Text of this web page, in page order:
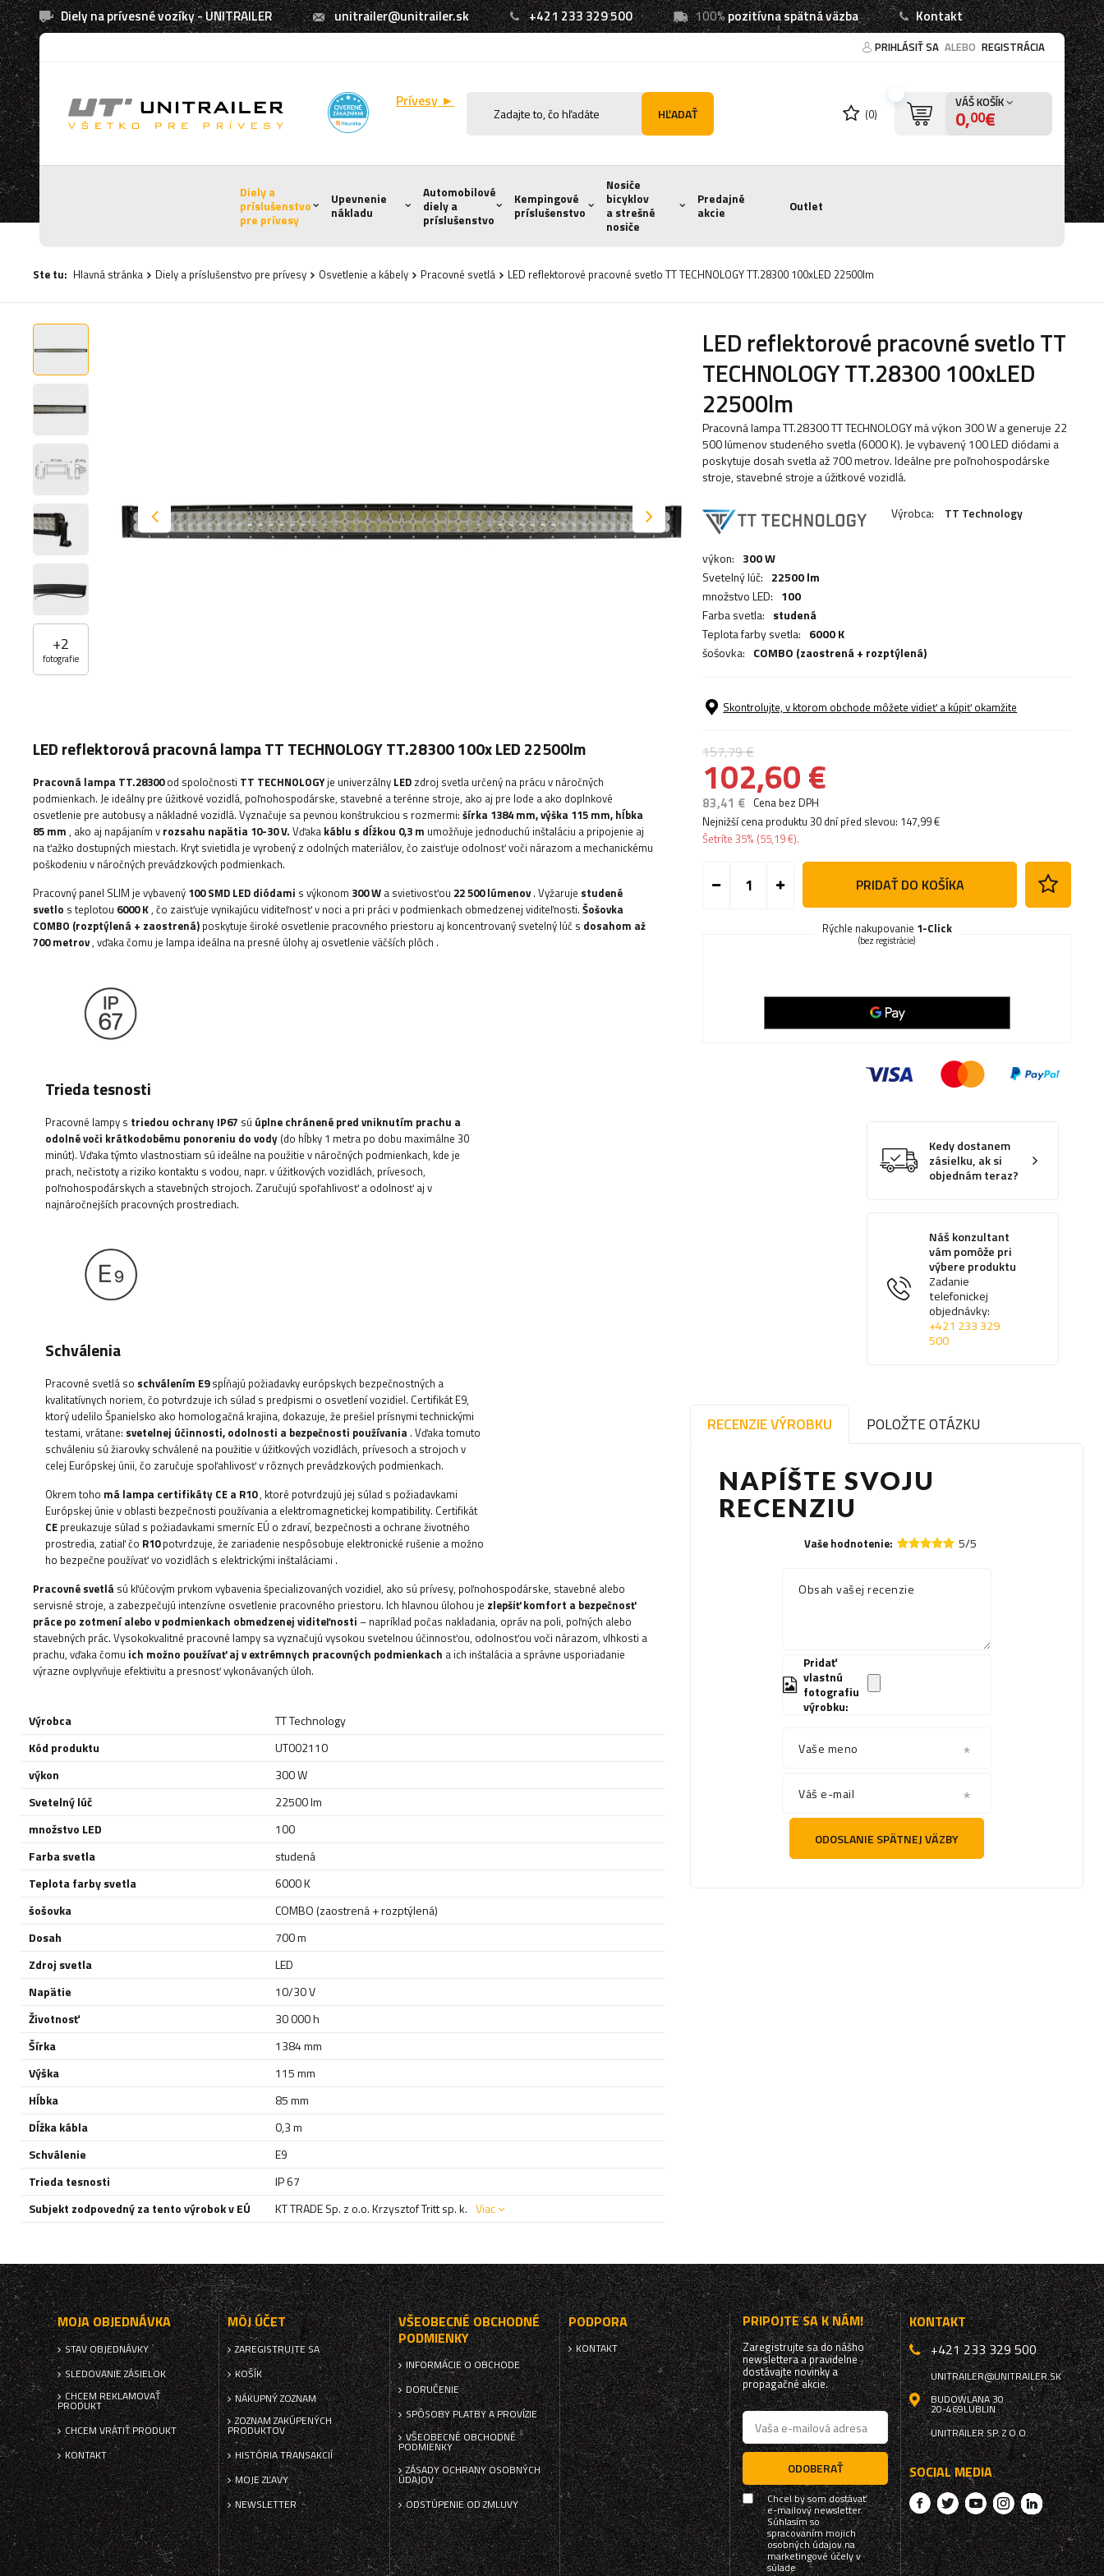
Diely na prívesné vozíky - UNITRAILER unitrailer@unitrailer.sk +421 233 329 500 100%pozitívna spätná väzba Kontakt
PRIHLÁSIŤ SA ALEBO REGISTRÁCIA
Prívesy ►
HĽADAŤ (0)
VÁŠ KOŠÍK
0,00€
Diely a
príslušenstvo
pre prívesy
Upevnenie
nákladu
Automobilové
diely a
príslušenstvo
Kempingové
príslušenstvo
Nosiče
bicyklov
a strešné
nosiče
Predajné
akcie
Outlet
Ste tu: Hlavná stránka Diely a príslušenstvo pre prívesy Osvetlenie a kábely Pracovné svetlá LED reflektorové pracovné svetlo TT TECHNOLOGY TT.28300 100xLED 22500lm
+2
fotografie
LED reflektorové pracovné svetlo TT
TECHNOLOGY TT.28300 100xLED
22500lm
Pracovná lampa TT.28300 TT TECHNOLOGY má výkon 300 W a generuje 22
500 lúmenov studeného svetla (6000 K). Je vybavený 100 LED diódami a
poskytuje dosah svetla až 700 metrov. Ideálne pre poľnohospodárske
stroje, stavebné stroje a úžitkové vozidlá.
Výrobca: TT Technology
výkon: 300 W
Svetelný lúč: 22500 lm
množstvo LED: 100
Farba svetla: studená
Teplota farby svetla: 6000 K
šošovka: COMBO (zaostrená + rozptýlená)
Skontrolujte, v ktorom obchode môžete vidieť a kúpiť okamžite
157,79 €
102,60 €
83,41 € Cena bez DPH
Nejnižší cena produktu 30 dní před slevou: 147,99 €
Šetríte35% (55,19 €).
PRIDAŤ DO KOŠÍKA
Rýchle nakupovanie 1-Click
(bez registrácie)
Kedy dostanem
zásielku, ak si
objednám teraz?
Náš konzultant
vám pomôže pri
výbere produktu
Zadanie
telefonickej
objednávky:
+421 233 329
500
RECENZIE VÝROBKU POLOŽTE OTÁZKU
NAPÍŠTE SVOJU
RECENZIU
Vaše hodnotenie: 5/5
Obsah vašej recenzie
Pridať
vlastnú
fotografiu
výrobku:
Vaše meno
Váš e-mail
ODOSLANIE SPÄTNEJ VÄZBY
LED reflektorová pracovná lampa TT TECHNOLOGY TT.28300 100x LED 22500lm
Pracovná lampa TT.28300od spoločnosti TT TECHNOLOGYje univerzálny LED zdroj svetla určený na prácu v náročných
podmienkach. Je ideálny pre úžitkové vozidlá, poľnohospodárske, stavebné a terénne stroje, ako aj pre lode a ako doplnkové
osvetlenie pre autobusy a nákladné vozidlá. Vyznačuje sa pevnou konštrukciou s rozmermi: šírka 1384 mm, výška 115 mm, hĺbka
85 mm , ako aj napájaním v rozsahu napätia 10-30 V. Vďaka káblu s dĺžkou 0,3 m umožňuje jednoduchú inštaláciu a pripojenie aj
na ťažko dostupných miestach. Kryt svietidla je vyrobený z odolných materiálov, čo zaisťuje odolnosť voči nárazom a mechanickému
poškodeniu v náročných prevádzkových podmienkach.
Pracovný panel SLIM je vybavený 100 SMD LED diódami s výkonom 300 W a svietivosťou 22 500 lúmenov. Vyžaruje studené
svetlo s teplotou 6000 K, čo zaisťuje vynikajúcu viditeľnosť v noci a pri práci v podmienkach obmedzenej viditeľnosti. Šošovka
COMBO (rozptýlená + zaostrená) poskytuje široké osvetlenie pracovného priestoru aj koncentrovaný svetelný lúč s dosahom až
700 metrov, vďaka čomu je lampa ideálna na presné úlohy aj osvetlenie väčších plôch .
Trieda tesnosti
Pracovné lampy s triedou ochrany IP67 sú úplne chránené pred vniknutím prachu a
odolné voči krátkodobému ponoreniu do vody (do hĺbky 1 metra po dobu maximálne 30
minút). Vďaka týmto vlastnostiam sú ideálne na použitie v náročných podmienkach, kde je
prach, nečistoty a riziko kontaktu s vodou, napr. v úžitkových vozidlách, prívesoch,
poľnohospodárskych a stavebných strojoch. Zaručujú spoľahlivosť a odolnosť aj v
najnáročnejších pracovných prostrediach.
Schválenia
Pracovné svetlá so schválením E9spĺňajú požiadavky európskych bezpečnostných a
kvalitatívnych noriem, čo potvrdzuje ich súlad s predpismi o osvetlení vozidiel. Certifikát E9,
ktorý udelilo Španielsko ako homologačná krajina, dokazuje, že prešiel prísnymi technickými
testami, vrátane: svetelnej účinnosti, odolnosti a bezpečnosti používania . Vďaka tomuto
schváleniu sú žiarovky schválené na použitie v úžitkových vozidlách, prívesoch a strojoch v
celej Európskej únii, čo zaručuje spoľahlivosť v rôznych prevádzkových podmienkach.
Okrem toho má lampa certifikáty CE a R10, ktoré potvrdzujú jej súlad s požiadavkami
Európskej únie v oblasti bezpečnosti používania a elektromagnetickej kompatibility. Certifikát
CE preukazuje súlad s požiadavkami smerníc EÚ o zdraví, bezpečnosti a ochrane životného
prostredia, zatiaľ čo R10potvrdzuje, že zariadenie nespôsobuje elektronické rušenie a možno
ho bezpečne používať vo vozidlách s elektrickými inštaláciami .
Pracovné svetlá sú kľúčovým prvkom vybavenia špecializovaných vozidiel, ako sú prívesy, poľnohospodárske, stavebné alebo
servisné stroje, a zabezpečujú intenzívne osvetlenie pracovného priestoru. Ich hlavnou úlohou je zlepšiť komfort a bezpečnosť
práce po zotmení alebo v podmienkach obmedzenej viditeľnosti – napríklad počas nakladania, opráv na poli, poľných alebo
stavebných prác. Vysokokvalitné pracovné lampy sa vyznačujú vysokou svetelnou účinnosťou, odolnosťou voči nárazom, vlhkosti a
prachu, vďaka čomu ich možno používať aj v extrémnych pracovných podmienkach a ich inštalácia a správne usporiadanie
výrazne ovplyvňuje efektivitu a presnosť vykonávaných úloh.
Výrobca
TT Technology
Kód produktu
UT002110
výkon
300 W
Svetelný lúč
22500 lm
množstvo LED
100
Farba svetla
studená
Teplota farby svetla
6000 K
šošovka
COMBO (zaostrená + rozptýlená)
Dosah
700 m
Zdroj svetla
LED
Napätie
10/30 V
Životnosť
30 000 h
Šírka
1384 mm
Výška
115 mm
Hĺbka
85 mm
Dĺžka kábla
0,3 m
Schválenie
E9
Trieda tesnosti
IP 67
Subjekt zodpovedný za tento výrobok v EÚ
KT TRADE Sp. z o.o. Krzysztof Tritt sp. k. Viac
MOJA OBJEDNÁVKA
STAV OBJEDNÁVKY
SLEDOVANIE ZÁSIELOK
CHCEM REKLAMOVAŤ
PRODUKT
CHCEM VRÁTIŤ PRODUKT
KONTAKT
MÔJ ÚČET
ZAREGISTRUJTE SA
KOŠÍK
NÁKUPNÝ ZOZNAM
ZOZNAM ZAKÚPENÝCH
PRODUKTOV
HISTÓRIA TRANSAKCIÍ
MOJE ZĽAVY
NEWSLETTER
VŠEOBECNÉ OBCHODNÉ
PODMIENKY
INFORMÁCIE O OBCHODE
DORUČENIE
SPÔSOBY PLATBY A PROVÍZIE
VŠEOBECNÉ OBCHODNÉ
PODMIENKY
ZÁSADY OCHRANY OSOBNÝCH
ÚDAJOV
ODSTÚPENIE OD ZMLUVY
PODPORA
KONTAKT
PRIPOJTE SA K NÁM!
Zaregistrujte sa do nášho
newslettera a pravidelne
dostávajte novinky a
propagačné akcie.
ODOBERAŤ
Chcel by som dostávať
e-mailový newsletter.
Súhlasím so
spracovaním mojich
osobných údajov na
marketingové účely v
súlade
KONTAKT
+421 233 329 500
UNITRAILER@UNITRAILER.SK
BUDOWLANA 30
20-469LUBLIN
UNITRAILER SP. Z O.O.
SOCIAL MEDIA